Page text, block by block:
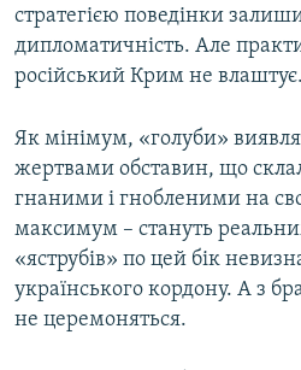
стратегією поведінки
дипломатичність. Але
російський Крим не влаштує.
Як мінімум, «голуби»
жертвами обставин, що
гнаними і гнобленими на
максимум – стануть
«яструбів» по цей бік
українського кордону. А з
не церемоняться.